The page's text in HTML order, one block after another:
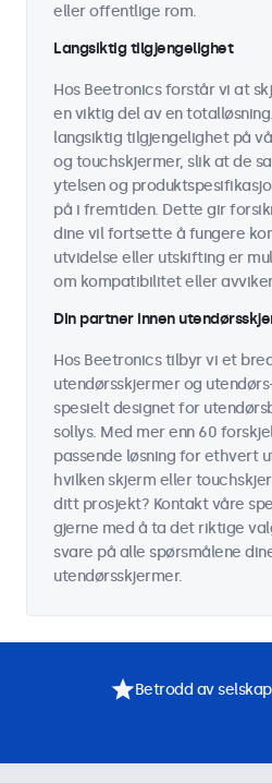
eller offentlige rom.
Langsiktig tilgjengelighet
Hos Beetronics forstår vi at
en viktig del av en
langsiktig tilgjengelighet på
og touchskjermer, slik at de
ytelsen og
på i fremtiden. Dette gir
dine vil fortsette å fungere
utvidelse eller utskifting er
om kompatibilitet eller
Din partner innen
Hos Beetronics tilbyr vi et
utendørsskjermer og
spesielt designet for
sollys. Med mer enn 60
passende løsning for ethvert
hvilken skjerm eller
ditt prosjekt? Kontakt våre
gjerne med å ta det riktige
svare på alle spørsmålene
utendørsskjermer.
Betrodd av